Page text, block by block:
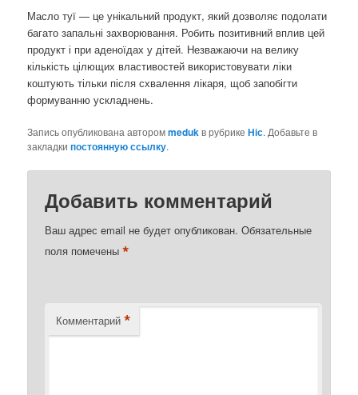
Масло туї — це унікальний продукт, який дозволяє подолати
багато запальні захворювання. Робить позитивний вплив цей
продукт і при аденоїдах у дітей. Незважаючи на велику
кількість цілющих властивостей використовувати ліки
коштують тільки після схвалення лікаря, щоб запобігти
формуванню ускладнень.
Запись опубликована авторомmedukв рубрикеНіс. Добавьте в
закладкипостоянную ссылку.
Добавить комментарий
Ваш адрес email не будет опубликован. Обязательные
поля помечены*
Комментарий *